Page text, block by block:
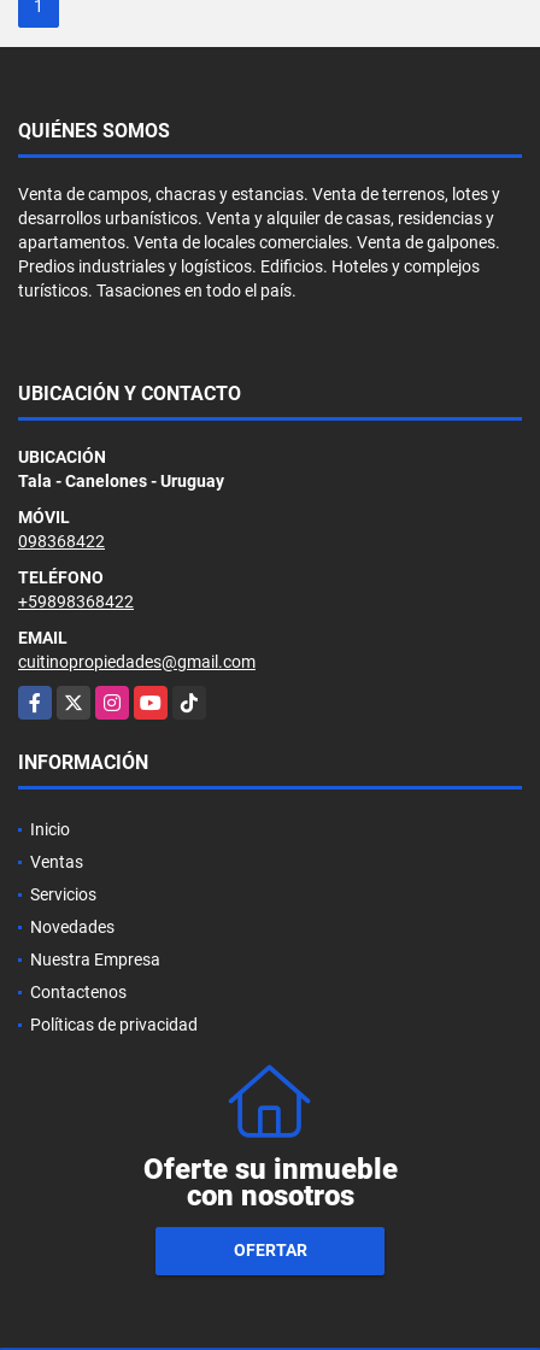
1
QUIÉNES SOMOS
Venta de campos, chacras y estancias. Venta de terrenos, lotes y
desarrollos urbanísticos. Venta y alquiler de casas, residencias y
apartamentos. Venta de locales comerciales. Venta de galpones.
Predios industriales y logísticos. Edificios. Hoteles y complejos
turísticos. Tasaciones en todo el país.
UBICACIÓN Y CONTACTO
UBICACIÓN
Tala - Canelones - Uruguay
MÓVIL
098368422
TELÉFONO
+59898368422
EMAIL
cuitinopropiedades@gmail.com
Facebook
X InstagramYouTubeTikTok
INFORMACIÓN
Inicio
Ventas
Servicios
Novedades
Nuestra Empresa
Contactenos
Políticas de privacidad
Oferte su inmueble
con nosotros
OFERTAR